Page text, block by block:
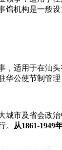
馆机构是一般
，适用于在汕
华公使节制管
城市及省会政
。
从1861-1949